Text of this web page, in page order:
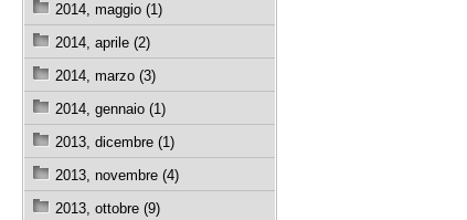
2014, maggio (1)
2014, aprile (2)
2014, marzo (3)
2014, gennaio (1)
2013, dicembre (1)
2013, novembre (4)
2013, ottobre (9)